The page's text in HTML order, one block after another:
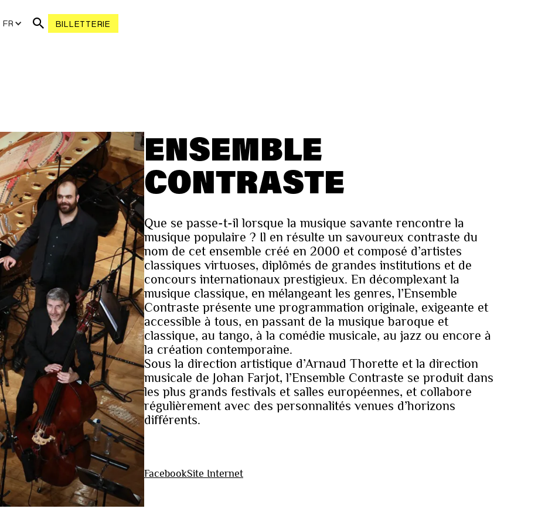
FR BILLETTERIE
ENSEMBLE
CONTRASTE
Que se passe-t-il lorsque la musique savante rencontre la
musique populaire ? Il en résulte un savoureux contraste du
nom de cet ensemble créé en 2000 et composé d’artistes
classiques virtuoses, diplômés de grandes institutions et de
concours internationaux prestigieux. En décomplexant la
musique classique, en mélangeant les genres, l’Ensemble
Contraste présente une programmation originale, exigeante et
accessible à tous, en passant de la musique baroque et
classique, au tango, à la comédie musicale, au jazz ou encore à
la création contemporaine.
Sous la direction artistique d’Arnaud Thorette et la direction
musicale de Johan Farjot, l’Ensemble Contraste se produit dans
les plus grands festivals et salles européennes, et collabore
régulièrement avec des personnalités venues d’horizons
différents.
FacebookSite Internet